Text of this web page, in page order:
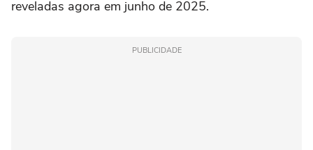
reveladas agora em junho de 2025.
PUBLICIDADE